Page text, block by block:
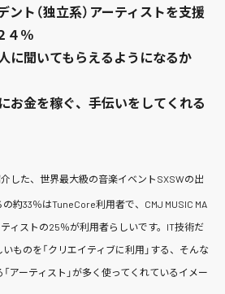
ト（独立系）アーティストを支援
４％
聞いてもらえるようになるか
金を稼ぐ、手伝いをしてくれる
した、世界最大級の音楽イベントSXSWの出
約33％はTuneCore利用者で、CMJ MUSIC MA
ティストの25％が利用者らしいです。IT技術だ
ものを「クリエイティブに利用」する、そんな
アーティスト」が多く使ってくれているイメー